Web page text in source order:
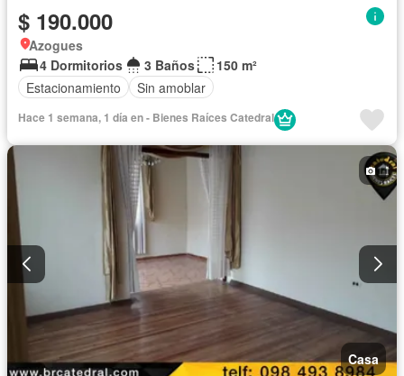
$ 190.000
Azogues
4 Dormitorios
3 Baños
150 m²
Estacionamiento
Sin amoblar
Hace 1 semana, 1 día en - Bienes Raíces Catedral
Casa